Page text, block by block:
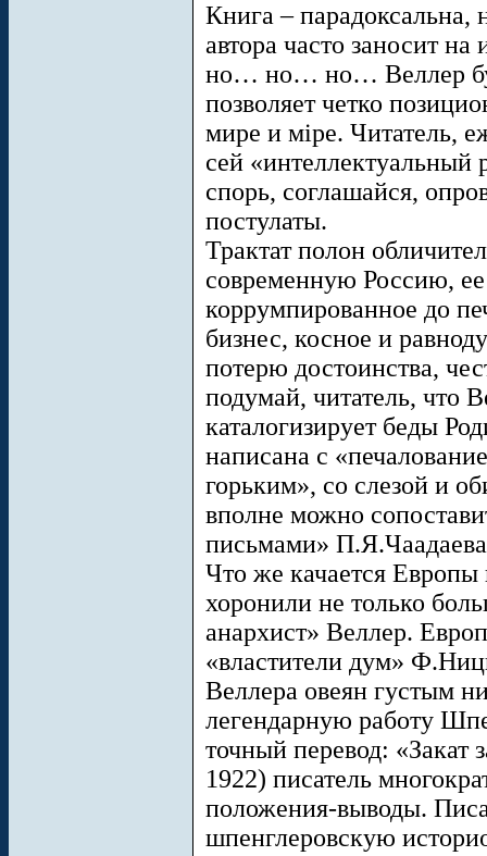
Книга – парадоксальна,
автора часто заносит
но… но… но… Веллер
позволяет четко
мире и мiре. Читатель,
сей
спорь, соглашайся,
постулаты.
Трактат полон
современную Россию,
коррумпированное до
бизнес, косное и
потерю достоинства,
подумай, читатель, что
каталогизирует беды
написана с
горьким», со слезой и
вполне можно
письмами» П.Я.Чаадаева
Что же качается Европы
хоронили не только
анархист» Веллер.
«властители дум»
Веллера овеян густым
легендарную работу
точный перевод: «Закат
1922) писатель
положения-выводы.
шпенглеровскую